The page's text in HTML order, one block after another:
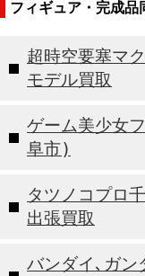
フィギュア・完成品
超時空要塞マ
モデル買取
ゲーム美少女
阜市)
タツノコプロ
出張買取
バンダイ､ガン